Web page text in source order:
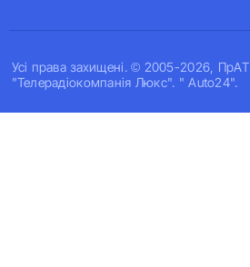
Усi права захищенi. © 2005-2026, ПрАТ
"Телерадіокомпанія Люкс". " Auto24".